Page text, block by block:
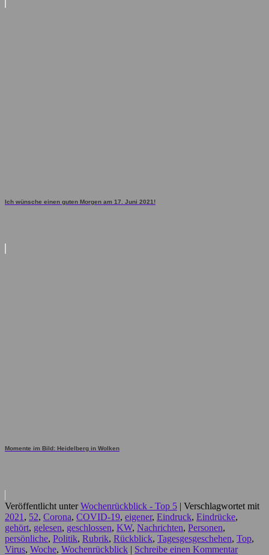
Ich wünsche einen guten Morgen am 17. Juni 2021!
Momente im Bild: Heidelberg in Wolken
Veröffentlicht unter Wochenrückblick - Top 5 | Verschlagwortet mit
2021 , 52, Corona, COVID-19, eigener, Eindruck, Eindrücke,
gehört, gelesen, geschlossen, KW, Nachrichten, Personen,
persönliche, Politik, Rubrik, Rückblick, Tagesgesgeschehen, Top,
Virus, Woche, Wochenrückblick | Schreibe einen Kommentar